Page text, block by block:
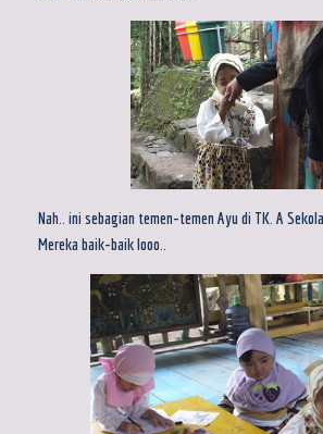
Nah.. ini sebagian temen-temen Ayu di TK. A
Mereka baik-baik looo..